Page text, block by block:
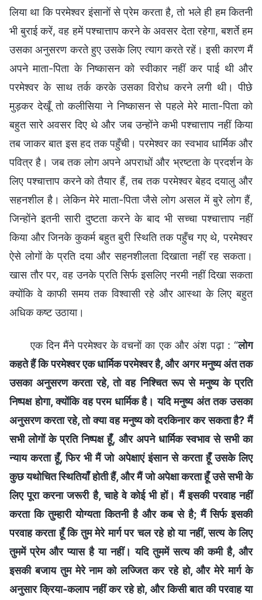
लिया था कि परमेश्वर इंसानों से प्रेम करता है, तो भले ही हम कितनी
भी बुराई करें, वह हमें पश्चात्ताप करने के अवसर देता रहेगा, बशर्ते हम
उसका अनुसरण करते हुए उसके लिए त्याग करते रहें। इसी कारण मैं
अपने माता-पिता के निष्कासन को स्वीकार नहीं कर पाई थी और
परमेश्वर के साथ तर्क करके उसका विरोध करने लगी थी। पीछे
मुड़कर देखूँ तो कलीसिया ने निष्कासन से पहले मेरे माता-पिता को
बहुत सारे अवसर दिए थे और जब उन्होंने कभी पश्चात्ताप नहीं किया
तब जाकर बात इस हद तक पहुँची। परमेश्वर का स्वभाव धार्मिक और
पवित्र है। जब तक लोग अपने अपराधों और भ्रष्टता के प्रदर्शन के
लिए पश्चात्ताप करने को तैयार हैं, तब तक परमेश्वर बेहद दयालु और
सहनशील है। लेकिन मेरे माता-पिता जैसे लोग असल में बुरे लोग हैं,
जिन्होंने इतनी सारी दुष्टता करने के बाद भी सच्चा पश्चात्ताप नहीं
किया और जिनके कुकर्म बहुत बुरी स्थिति तक पहुँच गए थे, परमेश्वर
ऐसे लोगों के प्रति दया और सहनशीलता दिखाता नहीं रह सकता।
खास तौर पर, वह उनके प्रति सिर्फ इसलिए नरमी नहीं दिखा सकता
क्योंकि वे काफी समय तक विश्वासी रहे और आस्था के लिए बहुत
अधिक कष्ट उठाया।
एक दिन मैंने परमेश्वर के वचनों का एक और अंश पढ़ा : “लोग
कहते हैं कि परमेश्वर एक धार्मिक परमेश्वर है, और अगर मनुष्य अंत तक
उसका अनुसरण करता रहे, तो वह निश्चित रूप से मनुष्य के प्रति
निष्पक्ष होगा, क्योंकि वह परम धार्मिक है। यदि मनुष्य अंत तक उसका
अनुसरण करता रहे, तो क्या वह मनुष्य को दरकिनार कर सकता है? मैं
सभी लोगों के प्रति निष्पक्ष हूँ, और अपने धार्मिक स्वभाव से सभी का
न्याय करता हूँ, फिर भी मैं जो अपेक्षाएं इंसान से करता हूँ उसके लिए
कुछ यथोचित स्थितियाँ होती हैं, और मैं जो अपेक्षा करता हूँ उसे सभी के
लिए पूरा करना जरूरी है, चाहे वे कोई भी हों। मैं इसकी परवाह नहीं
करता कि तुम्हारी योग्यता कितनी है और कब से है; मैं सिर्फ इसकी
परवाह करता हूँ कि तुम मेरे मार्ग पर चल रहे हो या नहीं, सत्य के लिए
तुममें प्रेम और प्यास है या नहीं। यदि तुममें सत्य की कमी है, और
इसकी बजाय तुम मेरे नाम को लज्जित कर रहे हो, और मेरे मार्ग के
अनुसार क्रिया-कलाप नहीं कर रहे हो, और किसी बात की परवाह या